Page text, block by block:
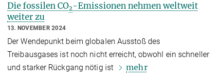
Die fossilen CO2-Emissionen nehmen weltweit
weiter zu
13. NOVEMBER 2024
Der Wendepunkt beim globalen Ausstoß des
Treibausgases ist noch nicht erreicht, obwohl ein schneller
und starker Rückgang nötig ist
mehr